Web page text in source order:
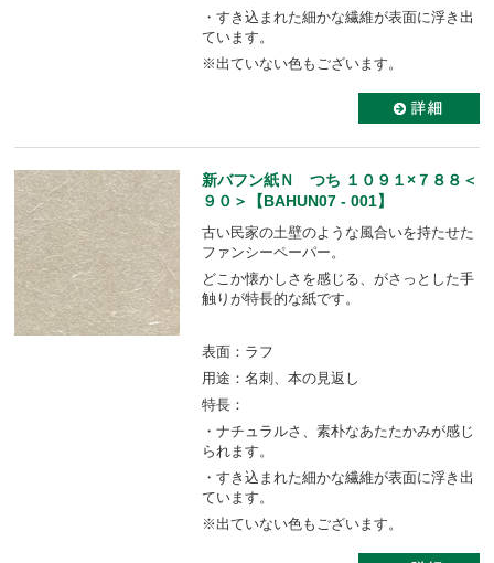
・すき込まれた細かな繊維が表面に浮き出
ています。
※出ていない色もございます。
新バフン紙Ｎ つち １０９１×７８８＜
９０＞【BAHUN07 - 001】
古い民家の土壁のような風合いを持たせた
ファンシーペーパー。
どこか懐かしさを感じる、がさっとした手
触りが特長的な紙です。
表面：ラフ
用途：名刺、本の見返し
特長：
・ナチュラルさ、素朴なあたたかみが感じ
られます。
・すき込まれた細かな繊維が表面に浮き出
ています。
※出ていない色もございます。